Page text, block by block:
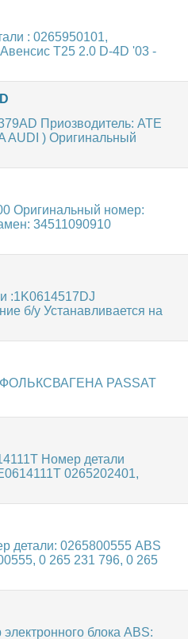
: 0265950101,
T25 2.0 D-4D '03 -
Приозводитель: ATE
AUDI ) Оригинальный
Оригинальный номер:
34511090910
:1K0614517DJ
б/у Устанавливается на
ФОЛЬКСВАГЕНА PASSAT
Номер детали
0265202401,
детали: 0265800555 ABS
0 265 231 796, 0 265
блока ABS: